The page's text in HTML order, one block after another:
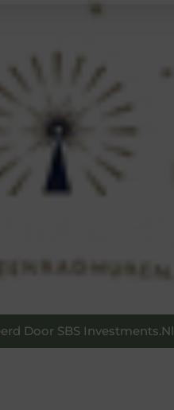
Door SBS Investments.nl